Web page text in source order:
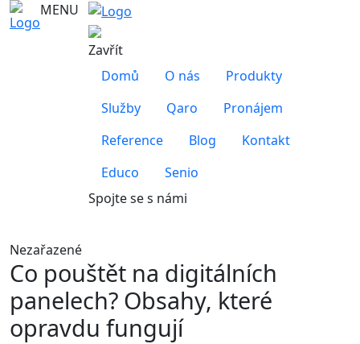
MENU
Zavřít
Domů
O nás
Produkty
Služby
Qaro
Pronájem
Reference
Blog
Kontakt
Educo
Senio
Spojte se s námi
Nezařazené
Co pouštět na digitálních
panelech? Obsahy, které
opravdu fungují